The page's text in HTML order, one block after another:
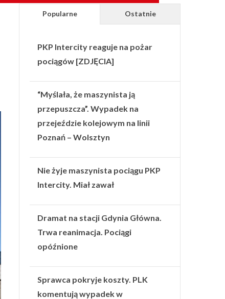
Popularne Ostatnie
PKP Intercity reaguje na pożar
pociągów [ZDJĘCIA]
“Myślała, że maszynista ją
przepuszcza”. Wypadek na
przejeździe kolejowym na linii
Poznań – Wolsztyn
Nie żyje maszynista pociągu PKP
Intercity. Miał zawał
Dramat na stacji Gdynia Główna.
Trwa reanimacja. Pociągi
opóźnione
Sprawca pokryje koszty. PLK
komentują wypadek w